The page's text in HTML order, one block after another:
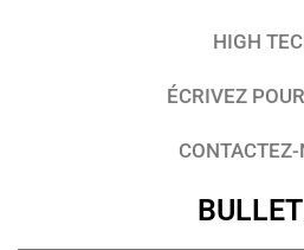
HIGH
ÉCRIVEZ
CONTACTEZ-